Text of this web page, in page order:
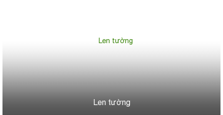
Len tường